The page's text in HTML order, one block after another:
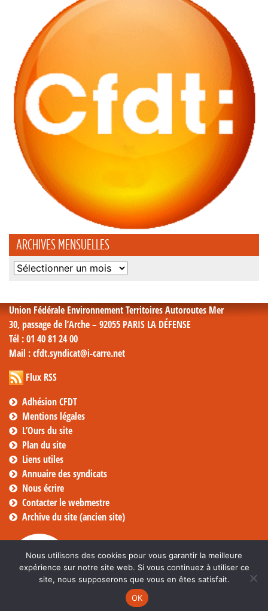
ARCHIVES MENSUELLES
Archives
Union Fédérale Environnement Territoires Autoroutes Mer
30, passage de l’Arche – 92055 PARIS LA DÉFENSE
Tél : 01 40 81 24 00
Mail : cfdt.syndicat@i-carre.net
Flux RSS
Adhésion CFDT
Mentions légales
L’Ours du site
Plan du site
Liens utiles
Annuaire des syndicats
Nous écrire
Contacter le webmestre
Archive du site (ancien site)
Nous utilisons des cookies pour vous garantir la meilleure
expérience sur notre site web. Si vous continuez à utiliser ce
site, nous supposerons que vous en êtes satisfait.
OK